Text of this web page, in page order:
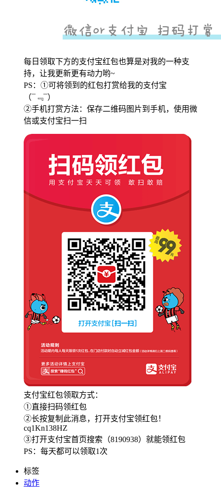
每日领取下方的支付宝红包也算是对我的一种支
持，让我更新更有动力哟~
PS：①可将领到的红包打赏给我的支付宝
（¯﹃¯）
②手机打赏方法：保存二维码图片到手机，使用微
信或支付宝扫一扫
支付宝红包领取方式：
①直接扫码领红包
②长按复制此消息，打开支付宝领红包！
cq1Kn138HZ
③打开支付宝首页搜索（8190938）就能领红包
PS：每天都可以领取1次
标签
动作